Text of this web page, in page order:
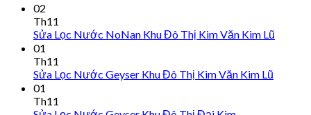
02
Th11
Sửa Lọc Nước NoNan Khu Đô Thị Kim Văn Kim Lũ
01
Th11
Sửa Lọc Nước Geyser Khu Đô Thị Kim Văn Kim Lũ
01
Th11